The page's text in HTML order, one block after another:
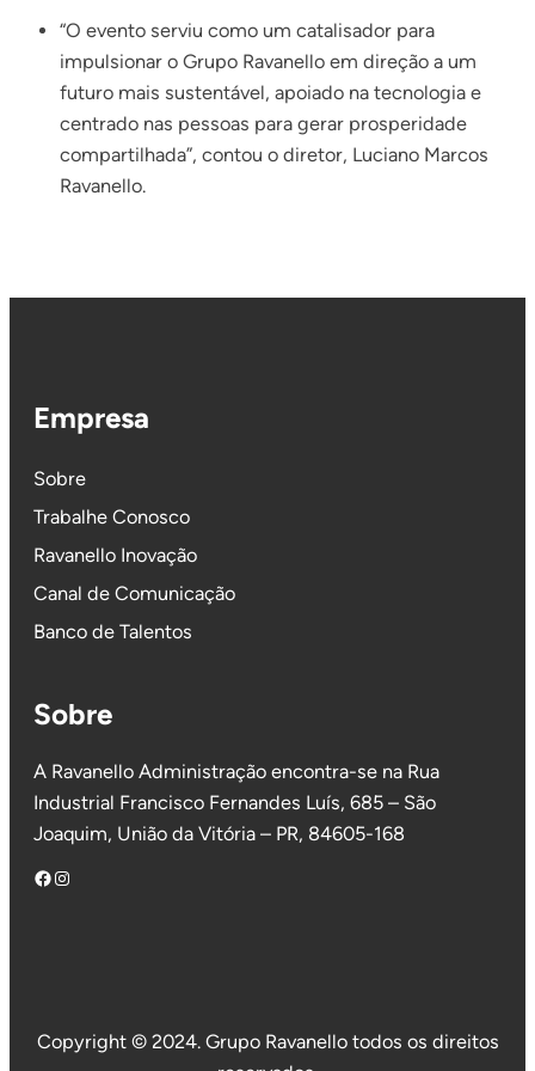
“O evento serviu como um catalisador para
impulsionar o Grupo Ravanello em direção a um
futuro mais sustentável, apoiado na tecnologia e
centrado nas pessoas para gerar prosperidade
compartilhada”, contou o diretor, Luciano Marcos
Ravanello.
Empresa
Sobre
Trabalhe Conosco
Ravanello Inovação
Canal de Comunicação
Banco de Talentos
Sobre
A Ravanello Administração encontra-se na Rua
Industrial Francisco Fernandes Luís, 685 – São
Joaquim, União da Vitória – PR, 84605-168
Facebook Instagram
Copyright © 2024. Grupo Ravanello todos os direitos